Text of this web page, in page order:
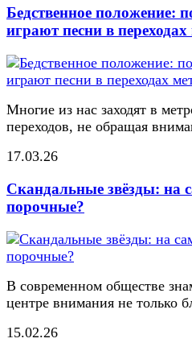
Бедственное положение:
играют песни в переходах
Многие из нас заходят в
переходов, не обращая
17.03.26
Скандальные звёзды: на
порочные?
В современном обществе
центре внимания не только
15.02.26